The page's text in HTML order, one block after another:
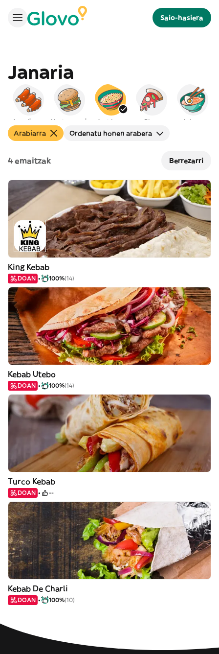
Saio-hasiera
Janaria
Amerikarra Hanburgesak Arabiarra Pizza Asiarra
Arabiarra Ordenatu honen arabera
4 emaitzak Berrezarri
King Kebab
DOAN 100%(14)
Kebab Utebo
DOAN 100%(14)
Turco Kebab
DOAN --
Kebab De Charli
DOAN 100%(10)